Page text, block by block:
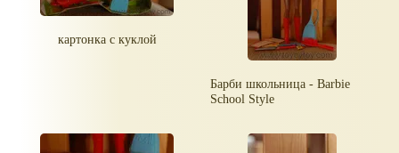
картонка с куклой
Барби школьница - Barbie
School Style